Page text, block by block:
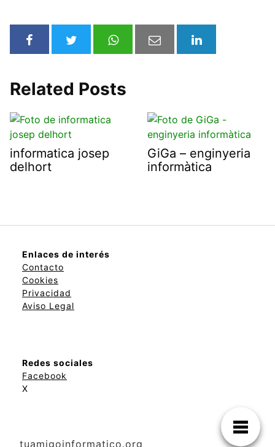
Related Posts
informatica josep
delhort
GiGa – enginyeria
informàtica
Enlaces de interés
Contacto
Cookies
Privacidad
Aviso Legal
Redes sociales
Facebook
X
tuamigoinformatico.org